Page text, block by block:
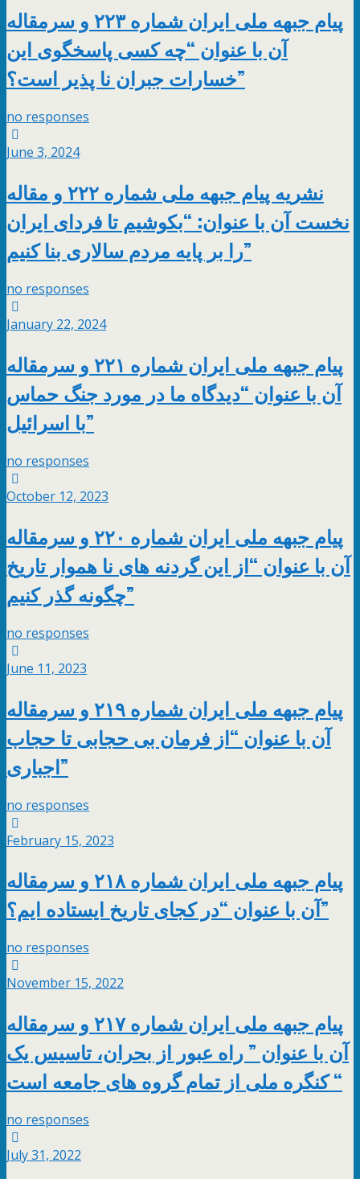
پیام جبهه ملی ایران شماره ۲۲۳ و سرمقاله
آن با عنوان “چه کسی پاسخگوی این
خسارات جبران نا پذیر است؟”
no responses
June 3, 2024
نشریه پیام جبهه ملی شماره ۲۲۲ و مقاله
نخست آن با عنوان: “بکوشیم تا فردای ایران
را بر پایه مردم سالاری بنا کنیم”
no responses
January 22, 2024
پیام جبهه ملی ایران شماره ۲۲۱ و سرمقاله
آن با عنوان “دیدگاه ما در مورد جنگ حماس
با اسرائیل”
no responses
October 12, 2023
پیام جبهه ملی ایران شماره ۲۲۰ و سرمقاله
آن با عنوان “از این گردنه های نا هموار تاریخ
چگونه گذر کنیم”
no responses
June 11, 2023
پیام جبهه ملی ایران شماره ۲۱۹ و سرمقاله
آن با عنوان “از فرمان بی حجابی تا حجاب
اجباری”
no responses
February 15, 2023
پیام جبهه ملی ایران شماره ۲۱۸ و سرمقاله
آن با عنوان “در کجای تاریخ ایستاده ایم؟”
no responses
November 15, 2022
پیام جبهه ملی ایران شماره ۲۱۷ و سرمقاله
آن با عنوان ” راه عبور از بحران، تاسیس یک
کنگره ملی از تمام گروه های جامعه است “
no responses
July 31, 2022